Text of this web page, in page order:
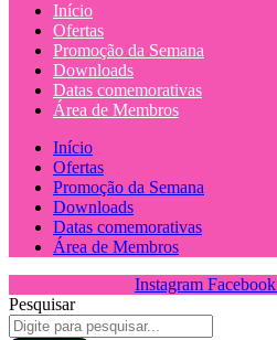
Início
Ofertas
Promoção da Semana
Downloads
Datas comemorativas
Área de Membros
Início
Ofertas
Promoção da Semana
Downloads
Datas comemorativas
Área de Membros
Instagram Facebook
Pesquisar